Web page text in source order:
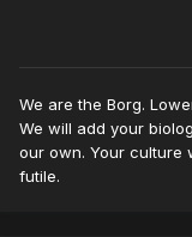
We are the Borg.
We will add your
our own. Your culture
futile.